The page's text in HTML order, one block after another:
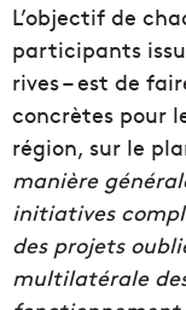
L’objectif de
participants
rives – est de
concrètes pour
région, sur le
manière
initiatives
des projets
multilatérale